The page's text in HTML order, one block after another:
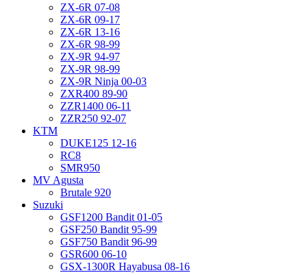
ZX-6R 07-08
ZX-6R 09-17
ZX-6R 13-16
ZX-6R 98-99
ZX-9R 94-97
ZX-9R 98-99
ZX-9R Ninja 00-03
ZXR400 89-90
ZZR1400 06-11
ZZR250 92-07
KTM
DUKE125 12-16
RC8
SMR950
MV Agusta
Brutale 920
Suzuki
GSF1200 Bandit 01-05
GSF250 Bandit 95-99
GSF750 Bandit 96-99
GSR600 06-10
GSX-1300R Hayabusa 08-16